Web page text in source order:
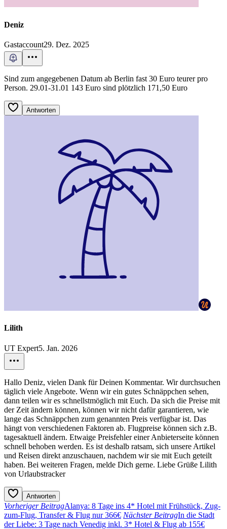
Deniz
Gastaccount29. Dez. 2025
Sind zum angegebenen Datum ab Berlin fast 30 Euro teurer pro
Person. 29.01-31.01 143 Euro sind plötzlich 171,50 Euro
Antworten
Lilith
UT Expert5. Jan. 2026
Hallo Deniz, vielen Dank für Deinen Kommentar. Wir durchsuchen
täglich viele Angebote. Wenn wir ein gutes Schnäppchen sehen,
dann teilen wir es schnellstmöglich mit Euch. Da sich die Preise mit
der Zeit ändern können, können wir nicht dafür garantieren, wie
lange das Schnäppchen zum genannten Preis verfügbar ist. Das
hängt von verschiedenen Faktoren ab. Flugpreise können sich z.B.
tagesaktuell ändern. Etwaige Preisfehler einer Anbieterseite können
schnell behoben werden. Es ist deshalb ratsam, sich unsere Artikel
und Reisen direkt anzuschauen, nachdem wir sie mit Euch geteilt
haben. Bei weiteren Fragen, melde Dich gerne. Liebe Grüße Lilith
von Urlaubstracker
Antworten
Vorheriger BeitragAlanya: 8 Tage ins 4* Hotel mit Frühstück, Zug-
zum-Flug, Transfer & Flug nur 366€ Nächster BeitragIn die Stadt
der Liebe: 3 Tage nach Venedig inkl. 3* Hotel & Flug ab 155€